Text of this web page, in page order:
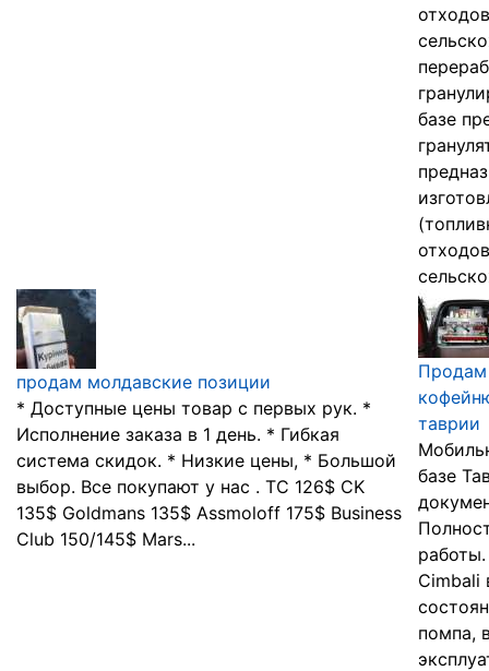
отходов
базе
отходов
продам молдавские позиции
* Доступные цены товар с первых рук. *
Исполнение заказа в 1 день. * Гибкая
система скидок. * Низкие цены, * Большой
выбор. Все покупают у нас . TC 126$ CK
135$ Goldmans 135$ Assmoloff 175$ Business
Club 150/145$ Mars...
таврии
базе
Cimbali
помпа,